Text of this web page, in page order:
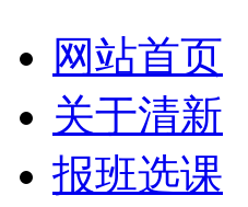
网站首页
关于清新
报班选课